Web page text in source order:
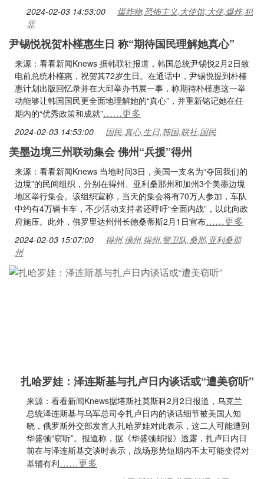
2024-02-03 14:53:00
爆炸物,恐怖主义,大使馆,大使,爆炸,犯
罪
尹锡悦祝贺朴槿惠生日 称“期待国民理解她真心”
来源：看看新闻Knews 据韩联社报道，韩国总统尹锡悦2月2日致
电前总统朴槿惠，祝贺其72岁生日。在通话中，尹锡悦提到朴槿
惠计划出版回忆录并在大邱举办书展一事，称期待朴槿惠这一举
动能够让韩国国民更全面地理解她的“真心”，并重新铭记她在任
期内的“优秀政策和成就”……更多
2024-02-03 14:53:00 国民,真心,生日,韩国,联社,国民
美墨边境三州联动集会 佛州“兵援”得州
来源：看看新闻Knews 当地时间3日，美国一支名为“夺回我们的
边境”的民间组织，分别在得州、亚利桑那州和加州3个美墨边境
地区举行集会。该组织宣称，当天的集会将有70万人参加，车队
中约有4万辆卡车，不少活动支持者还呼吁“全面内战”，以此向政
府施压。此外，佛罗里达州州长德桑蒂斯2月1日宣布……更多
2024-02-03 15:07:00
得州,佛州,得州,警卫队,桑那,亚利桑那
州
扎哈罗娃：泽连斯基与扎卢日内谈话或“遭美窃听”
来源：看看新闻Knews据塔斯社莫斯科2月2日报道，乌克兰
总统泽连斯基与乌军总司令扎卢日内的谈话细节被美国人知
晓，俄罗斯外交部发言人扎哈罗娃对此表示，这二人可能遭到
华盛顿“窃听”。报道称，据《华盛顿邮报》透露，扎卢日内日
前在与泽连斯基交谈时表示，战场形势短期内不太可能变得对
基辅有利……更多